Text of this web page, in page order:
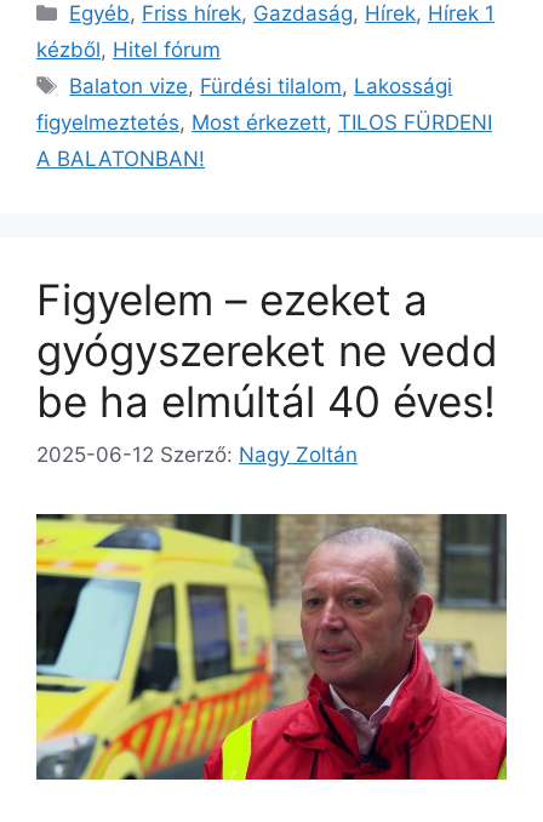
Kategória
Egyéb, Friss hírek, Gazdaság, Hírek, Hírek 1
kézből, Hitel fórum
Címkék
Balaton vize, Fürdési tilalom, Lakossági
figyelmeztetés, Most érkezett, TILOS FÜRDENI
A BALATONBAN!
Figyelem – ezeket a
gyógyszereket ne vedd
be ha elmúltál 40 éves!
2025-06-12 Szerző: Nagy Zoltán